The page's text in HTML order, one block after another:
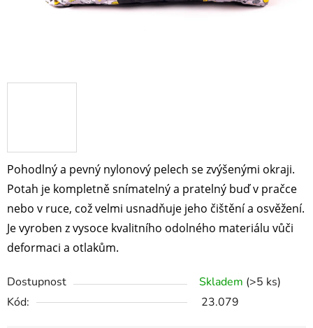
Pohodlný a pevný nylonový pelech se zvýšenými okraji.
Potah je kompletně snímatelný a pratelný buď v pračce
nebo v ruce, což velmi usnadňuje jeho čištění a osvěžení.
Je vyroben z vysoce kvalitního odolného materiálu vůči
deformaci a otlakům.
Dostupnost Skladem (>5 ks)
Kód:
23.079